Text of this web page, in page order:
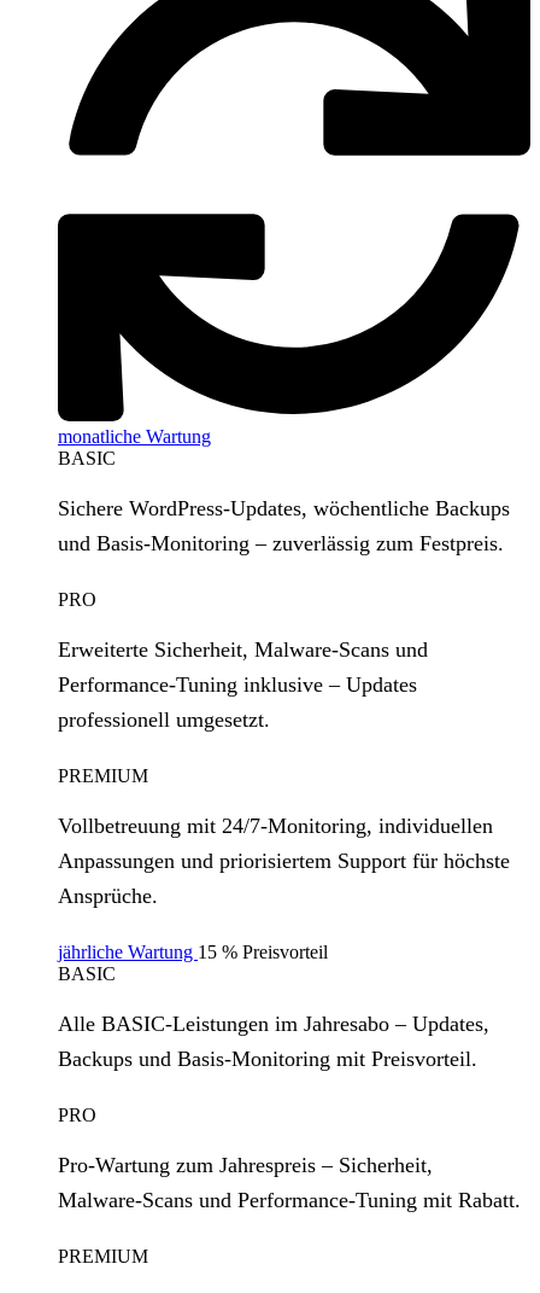
monatliche Wartung
BASIC
Sichere WordPress‑Updates, wöchentliche Backups
und Basis‑Monitoring – zuverlässig zum Festpreis.
PRO
Erweiterte Sicherheit, Malware‑Scans und
Performance‑Tuning inklusive – Updates
professionell umgesetzt.
PREMIUM
Vollbetreuung mit 24/7‑Monitoring, individuellen
Anpassungen und priorisiertem Support für höchste
Ansprüche.
jährliche Wartung 15 % Preisvorteil
BASIC
Alle BASIC‑Leistungen im Jahresabo – Updates,
Backups und Basis‑Monitoring mit Preisvorteil.
PRO
Pro‑Wartung zum Jahrespreis – Sicherheit,
Malware‑Scans und Performance‑Tuning mit Rabatt.
PREMIUM